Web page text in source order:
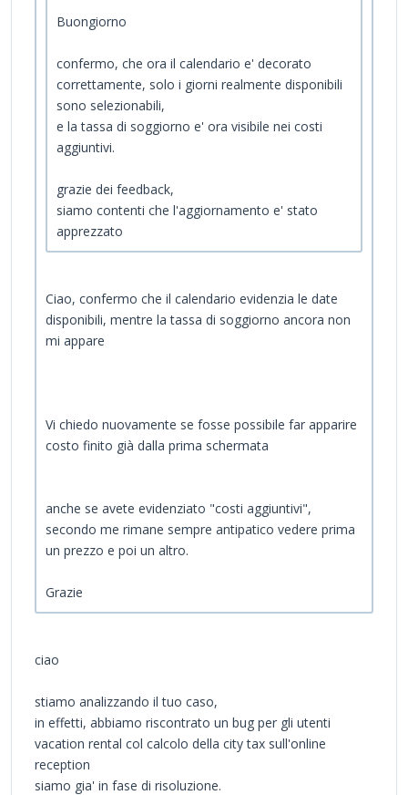
Buongiorno
confermo, che ora il calendario e' decorato
correttamente, solo i giorni realmente disponibili
sono selezionabili,
e la tassa di soggiorno e' ora visibile nei costi
aggiuntivi.
grazie dei feedback,
siamo contenti che l'aggiornamento e' stato
apprezzato
Ciao, confermo che il calendario evidenzia le date
disponibili, mentre la tassa di soggiorno ancora non
mi appare
Vi chiedo nuovamente se fosse possibile far apparire
costo finito già dalla prima schermata
anche se avete evidenziato "costi aggiuntivi",
secondo me rimane sempre antipatico vedere prima
un prezzo e poi un altro.
Grazie
ciao
stiamo analizzando il tuo caso,
in effetti, abbiamo riscontrato un bug per gli utenti
vacation rental col calcolo della city tax sull'online
reception
siamo gia' in fase di risoluzione.